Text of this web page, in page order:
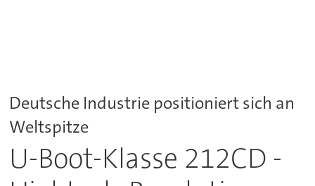
Deutsche Industrie positioniert sich an
Weltspitze
U-Boot-Klasse 212CD -